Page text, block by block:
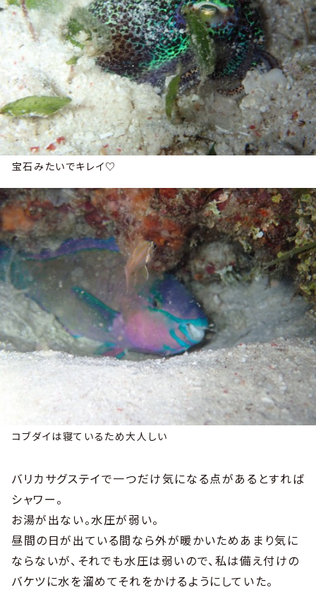
宝石みたいでキレイ♡
コブダイは寝ているため大人しい
バリカサグステイで一つだけ気になる点があるとすれば
シャワー。
お湯が出ない。水圧が弱い。
昼間の日が出ている間なら外が暖かいためあまり気に
ならないが、それでも水圧は弱いので、私は備え付けの
バケツに水を溜めてそれをかけるようにしていた。